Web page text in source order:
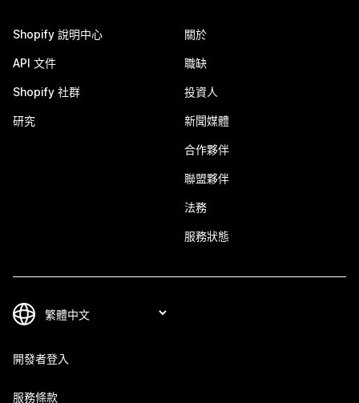
Shopify 說明中心
API 文件
Shopify 社群
研究
關於
職缺
投資人
新聞媒體
合作夥伴
聯盟夥伴
法務
服務狀態
開發者登入
服務條款